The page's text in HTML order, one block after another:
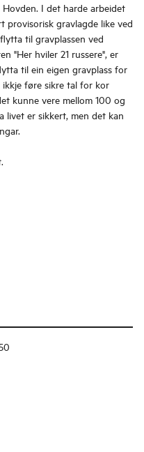
I det harde arbeidet
provisorisk gravlagde like ved
til gravplassen ved
"Her hviler 21 russere", er
til ein eigen gravplass for
ikkje føre sikre tal for kor
kunne vere mellom 100 og
livet er sikkert, men det kan